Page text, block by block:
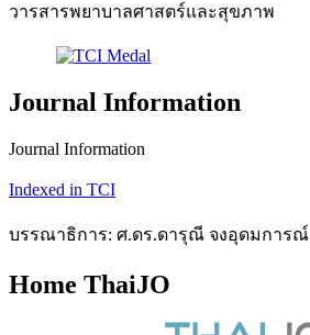
วารสารพยาบาลศาสตร์และสุขภาพ
Journal Information
Journal Information
Indexed in TCI
บรรณาธิการ: ศ.ดร.ดารุณี จงอุดมการณ์
Home ThaiJO